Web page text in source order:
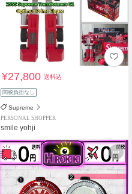
¥27,800送料込
関税負担なし
Supreme
PERSONAL SHOPPER
smile yohji